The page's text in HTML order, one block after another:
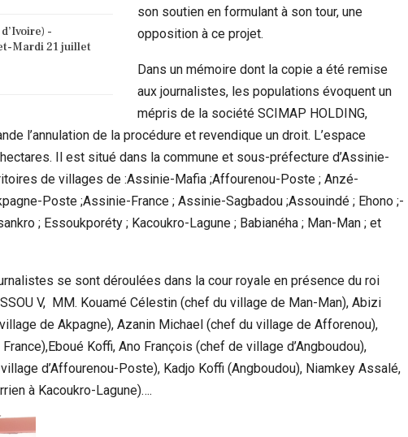
-
Mardi 21 juillet
son soutien en formulant à son tour, une
opposition à ce projet.
Dans un mémoire dont la copie a été remise
aux journalistes, les populations évoquent un
mépris de la société SCIMAP HOLDING,
l’annulation de la procédure et revendique un droit. L’espace
Il est situé dans la commune et sous-préfecture d’Assinie-
de villages de :Assinie-Mafia ;Affourenou-Poste ; Anzé-
Poste ;Assinie-France ; Assinie-Sagbadou ;Assouindé ; Ehono ;-
; Essoukporéty ; Kacoukro-Lagune ; Babianéha ; Man-Man ; et
se sont déroulées dans la cour royale en présence du roi
V, MM. Kouamé Célestin (chef du village de Man-Man), Abizi
de Akpagne), Azanin Michael (chef du village de Afforenou),
Koffi, Ano François (chef de village d’Angboudou),
d’Affourenou-Poste), Kadjo Koffi (Angboudou), Niamkey Assalé,
à Kacoukro-Lagune)….